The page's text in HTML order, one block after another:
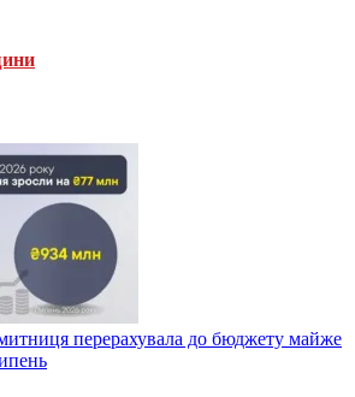
перерахувала до бюджету майже